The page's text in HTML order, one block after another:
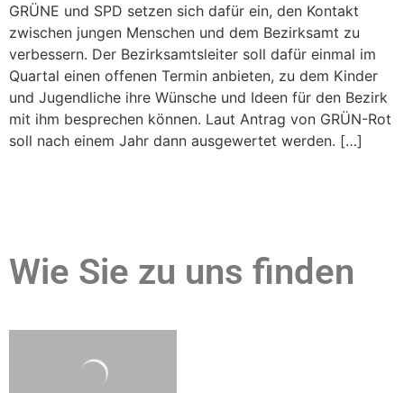
GRÜNE und SPD setzen sich dafür ein, den Kontakt
zwischen jungen Menschen und dem Bezirksamt zu
verbessern. Der Bezirksamtsleiter soll dafür einmal im
Quartal einen offenen Termin anbieten, zu dem Kinder
und Jugendliche ihre Wünsche und Ideen für den Bezirk
mit ihm besprechen können. Laut Antrag von GRÜN-Rot
soll nach einem Jahr dann ausgewertet werden. […]
Wie Sie zu uns finden